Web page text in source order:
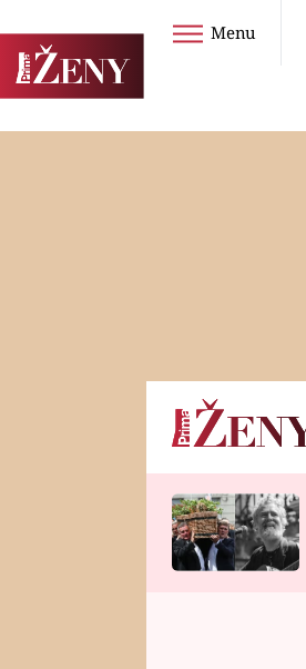
Menu
Horoskopy
HOROSKOP NA